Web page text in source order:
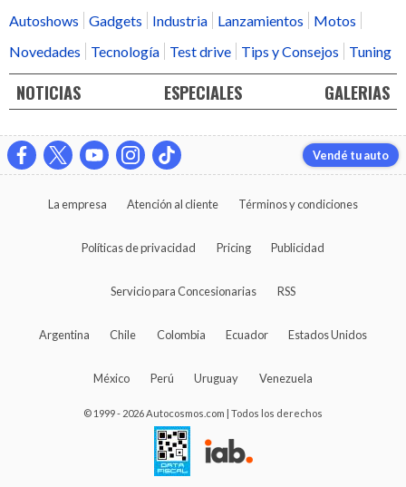
Autoshows
Gadgets Industria Lanzamientos
Motos
Novedades
Tecnología Test drive Tips y Consejos Tuning
NOTICIAS ESPECIALES GALERIAS
Vendé tu auto
La empresa Atención al cliente Términos y condiciones
Políticas de privacidad Pricing Publicidad
Servicio para Concesionarias RSS
Argentina Chile Colombia Ecuador Estados Unidos
México Perú Uruguay Venezuela
© 1999 - 2026 Autocosmos.com | Todos los derechos